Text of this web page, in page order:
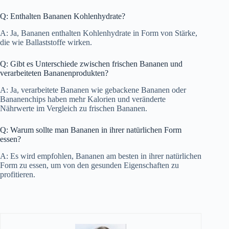
Q: Enthalten Bananen Kohlenhydrate?
A: Ja, Bananen enthalten Kohlenhydrate in Form von Stärke,
die wie Ballaststoffe wirken.
Q: Gibt es Unterschiede zwischen frischen Bananen und
verarbeiteten Bananenprodukten?
A: Ja, verarbeitete Bananen wie gebackene Bananen oder
Bananenchips haben mehr Kalorien und veränderte
Nährwerte im Vergleich zu frischen Bananen.
Q: Warum sollte man Bananen in ihrer natürlichen Form
essen?
A: Es wird empfohlen, Bananen am besten in ihrer natürlichen
Form zu essen, um von den gesunden Eigenschaften zu
profitieren.